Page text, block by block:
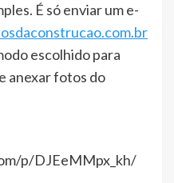
É só enviar um e-
escolhido para
anexar fotos do
p/DJEeMMpx_kh/